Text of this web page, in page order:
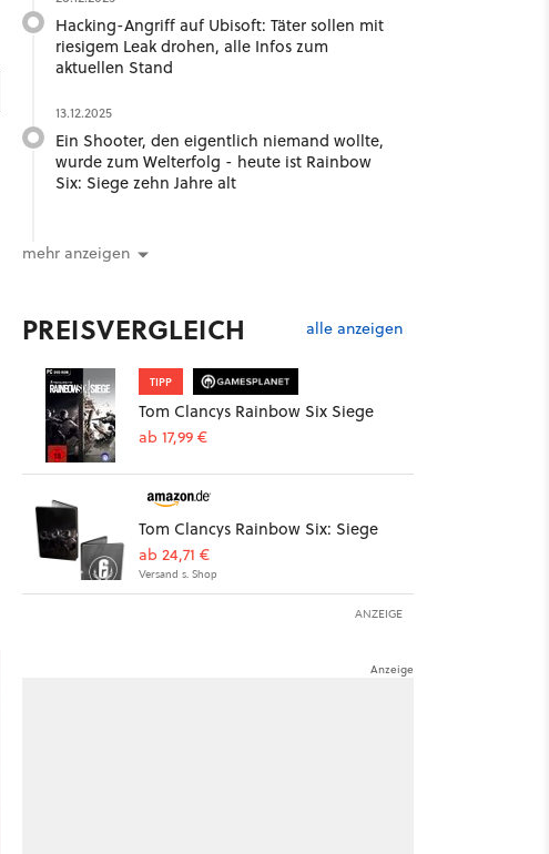
Hacking-Angriff auf Ubisoft: Täter sollen mit
riesigem Leak drohen, alle Infos zum
aktuellen Stand
13.12.2025
Ein Shooter, den eigentlich niemand wollte,
wurde zum Welterfolg - heute ist Rainbow
Six: Siege zehn Jahre alt
mehr anzeigen
PREISVERGLEICH alle anzeigen
TIPP
Tom Clancys Rainbow Six Siege
ab 17,99 €
Tom Clancys Rainbow Six: Siege
ab 24,71 €
Versand s. Shop
ANZEIGE